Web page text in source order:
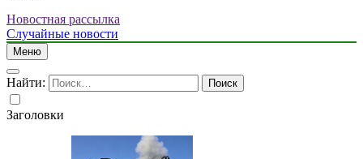
Новостная рассылка
Случайные новости
Меню
Найти:
Заголовки